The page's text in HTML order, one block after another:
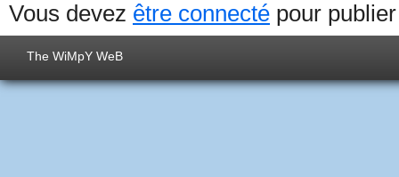
Vous devez être connecté pour
The WiMpY WeB